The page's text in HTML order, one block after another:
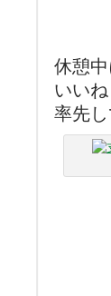
休憩
いい
率先